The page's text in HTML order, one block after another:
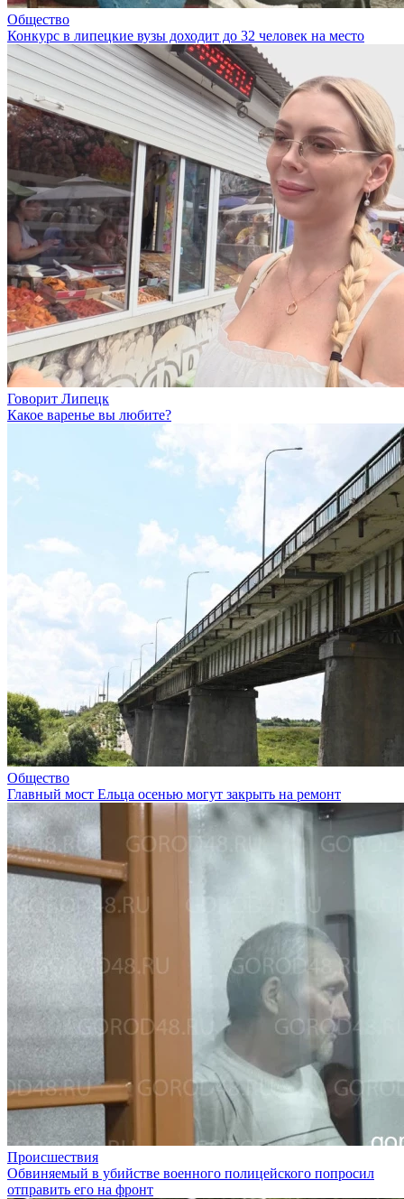
Общество
Конкурс в липецкие вузы доходит до 32 человек на место
Говорит Липецк
Какое варенье вы любите?
Общество
Главный мост Ельца осенью могут закрыть на ремонт
Происшествия
Обвиняемый в убийстве военного полицейского попросил
отправить его на фронт